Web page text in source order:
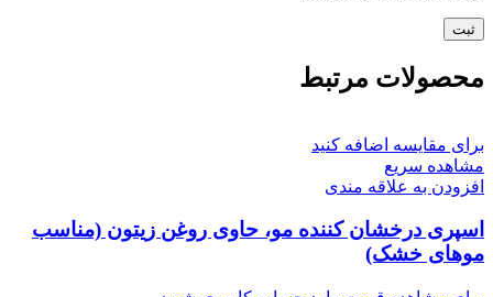
محصولات مرتبط
برای مقایسه اضافه کنید
مشاهده سریع
افزودن به علاقه مندی
اسپری درخشان کننده مو، حاوی روغن زیتون (مناسب
موهای خشک)